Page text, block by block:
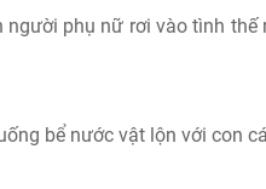
người phụ nữ rơi vào tình thế
bể nước vật lộn với con